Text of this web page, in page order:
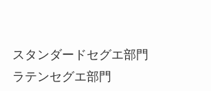
スタンダードセグエ部門
ラテンセグエ部門